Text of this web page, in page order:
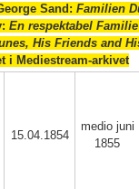
Sand:Familien
En respektabel
His Friends and
i Mediestream-arkivet
15.04.1854
medio juni
1855